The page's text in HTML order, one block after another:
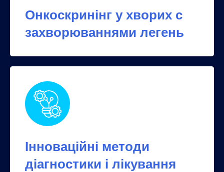
Онкоскринінг у хворих с
захворюваннями легень
Інноваційні методи
діагностики і лікування